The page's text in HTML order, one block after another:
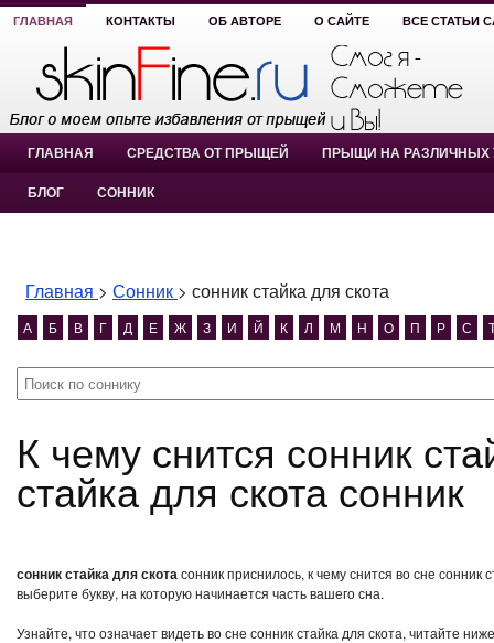
ГЛАВНАЯ КОНТАКТЫ ОБ АВТОРЕ О САЙТЕ ВСЕ СТАТЬИ
ГЛАВНАЯ СРЕДСТВА ОТ ПРЫЩЕЙ ПРЫЩИ НА РАЗЛИЧНЫХ
БЛОГ СОННИК
Главная > Сонник > сонник стайка для скота
А Б В Г Д Е Ж З И Й К Л М Н О П Р С
К чему снится сонник стайка для скота? сонник
стайка для скота сонник
сонник стайка для скотасонник приснилось, к чему снится во сне
выберите букву, на которую начинается часть вашего сна.
Узнайте, что означает видеть во сне сонник стайка для скота, читайте